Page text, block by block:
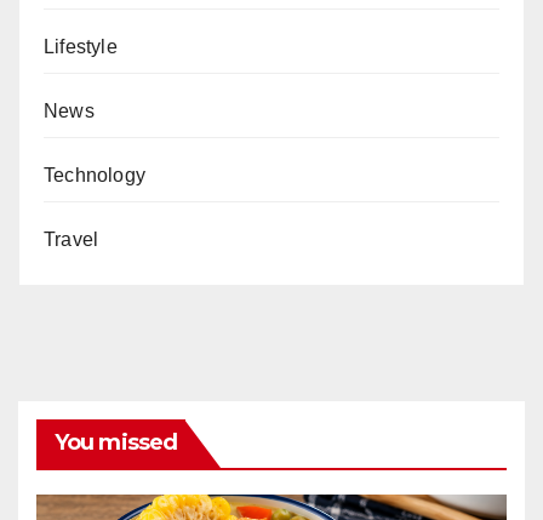
Lifestyle
News
Technology
Travel
You missed